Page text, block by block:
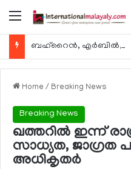
Menu
Home / Breaking News
Breaking News
ഖത്തറില്‍ ഇന്ന്
സാധ്യത, ജാഗ്രത
അധികൃതര്‍